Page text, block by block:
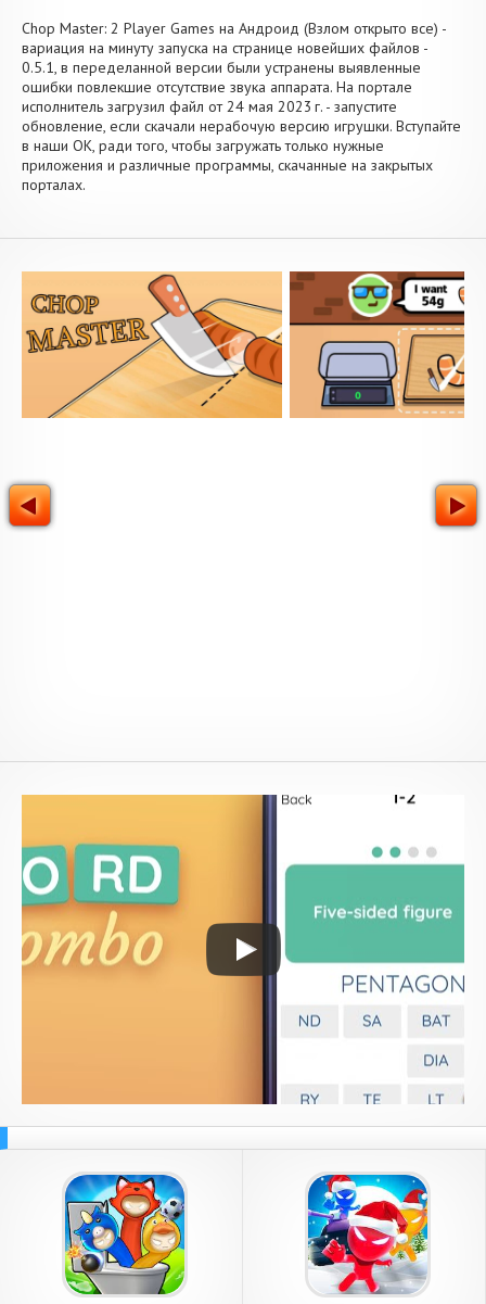
Chop Master: 2 Player Games на Андроид (Взлом открыто все) -
вариация на минуту запуска на странице новейших файлов -
0.5.1, в переделанной версии были устранены выявленные
ошибки повлекшие отсутствие звука аппарата. На портале
исполнитель загрузил файл от 24 мая 2023 г. - запустите
обновление, если скачали нерабочую версию игрушки. Вступайте
в наши OK, ради того, чтобы загружать только нужные
приложения и различные программы, скачанные на закрытых
порталах.